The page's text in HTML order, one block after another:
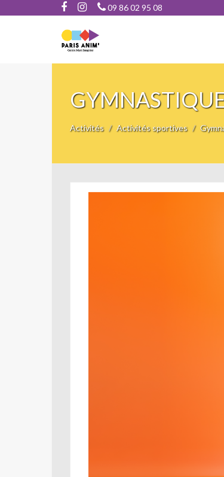
09 86 02 95 08
Activités Activités sportives